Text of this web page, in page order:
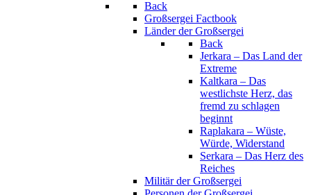
Back
Großsergei Factbook
Länder der Großsergei
Back
Jerkara – Das Land der
Extreme
Kaltkara – Das
westlichste Herz, das
fremd zu schlagen
beginnt
Raplakara – Wüste,
Würde, Widerstand
Serkara – Das Herz des
Reiches
Militär der Großsergei